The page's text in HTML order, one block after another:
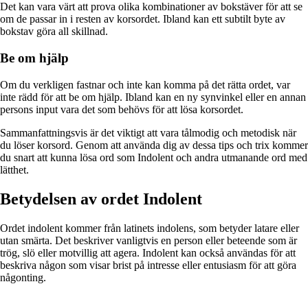
Det kan vara värt att prova olika kombinationer av bokstäver för att se
om de passar in i resten av korsordet. Ibland kan ett subtilt byte av
bokstav göra all skillnad.
Be om hjälp
Om du verkligen fastnar och inte kan komma på det rätta ordet, var
inte rädd för att be om hjälp. Ibland kan en ny synvinkel eller en annan
persons input vara det som behövs för att lösa korsordet.
Sammanfattningsvis är det viktigt att vara tålmodig och metodisk när
du löser korsord. Genom att använda dig av dessa tips och trix kommer
du snart att kunna lösa ord som Indolent och andra utmanande ord med
lätthet.
Betydelsen av ordet Indolent
Ordet indolent kommer från latinets indolens, som betyder latare eller
utan smärta. Det beskriver vanligtvis en person eller beteende som är
trög, slö eller motvillig att agera. Indolent kan också användas för att
beskriva någon som visar brist på intresse eller entusiasm för att göra
någonting.